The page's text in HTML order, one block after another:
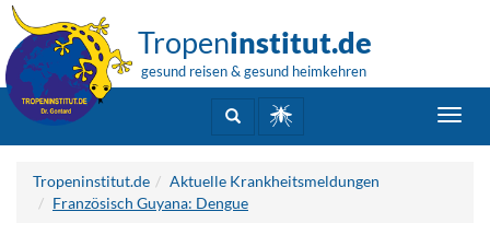
Tropeninstitut.de
gesund reisen & gesund heimkehren
Tropeninstitut.de
Aktuelle Krankheitsmeldungen
Französisch Guyana: Dengue